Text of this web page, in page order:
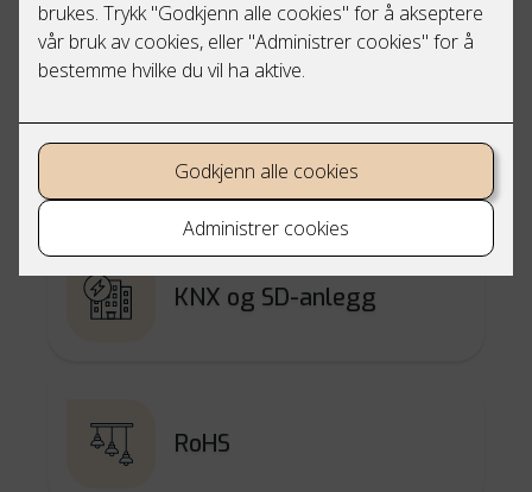
Våre tjenester
Rådgivning
KNX og SD-anlegg
RoHS